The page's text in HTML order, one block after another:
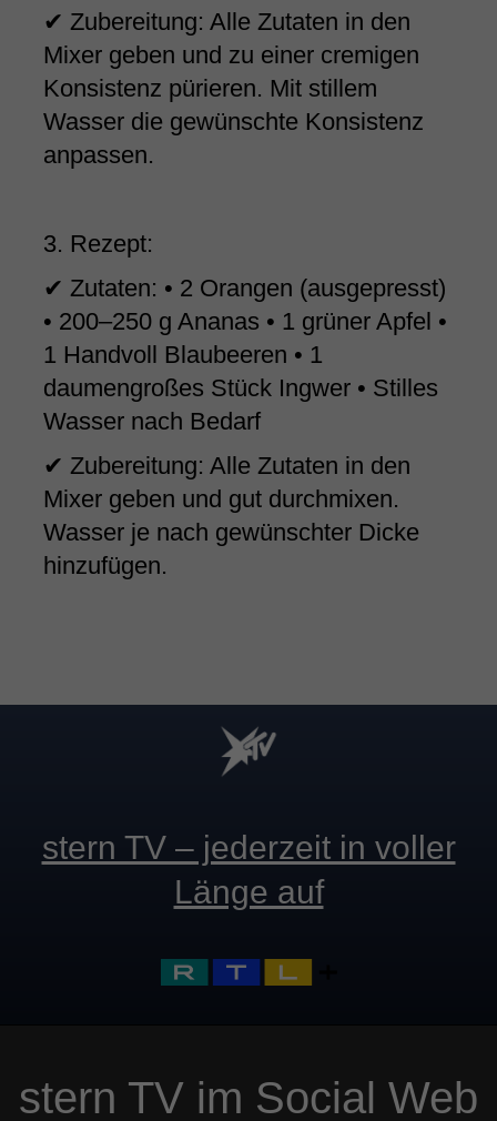
✔ Zubereitung: Alle Zutaten in den
Mixer geben und zu einer cremigen
Konsistenz pürieren. Mit stillem
Wasser die gewünschte Konsistenz
anpassen.
3. Rezept:
✔ Zutaten: • 2 Orangen (ausgepresst)
• 200–250 g Ananas • 1 grüner Apfel •
1 Handvoll Blaubeeren • 1
daumengroßes Stück Ingwer • Stilles
Wasser nach Bedarf
✔ Zubereitung: Alle Zutaten in den
Mixer geben und gut durchmixen.
Wasser je nach gewünschter Dicke
hinzufügen.
stern TV – jederzeit in voller
Länge auf
stern TV im Social Web